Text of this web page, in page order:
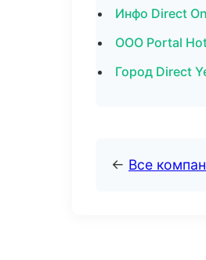
Инфо Direct
ООО Portal
Город Direct
← Все